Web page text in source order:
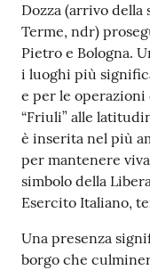
Dozza (arrivo della
Terme, ndr)
Pietro e Bologna.
i luoghi più
e per le
“Friuli” alle
è inserita nel più
per mantenere
simbolo della
Esercito Italiano,
Una presenza
borgo che